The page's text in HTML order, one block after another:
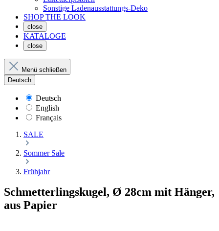
Sonstige Ladenausstattungs-Deko
SHOP THE LOOK
close
KATALOGE
close
Menü schließen
Deutsch
Deutsch
English
Français
SALE
Sommer Sale
Frühjahr
Schmetterlingskugel, Ø 28cm mit Hänger,
aus Papier